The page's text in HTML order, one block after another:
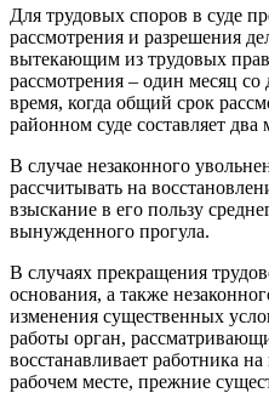
Для трудовых споров в суде
рассмотрения и разрешения
вытекающим из трудовых
рассмотрения – один месяц со
время, когда общий срок
районном суде составляет два
В случае незаконного
рассчитывать на
взыскание в его пользу
вынужденного прогула.
В случаях прекращения
основания, а также
изменения существенных
работы орган,
восстанавливает работника
рабочем месте, прежние